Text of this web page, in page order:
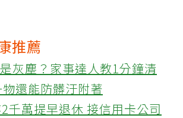
推薦
灰塵？家事達人教1分鐘清
還能防髒汙附著
千萬提早退休 接信用卡公司